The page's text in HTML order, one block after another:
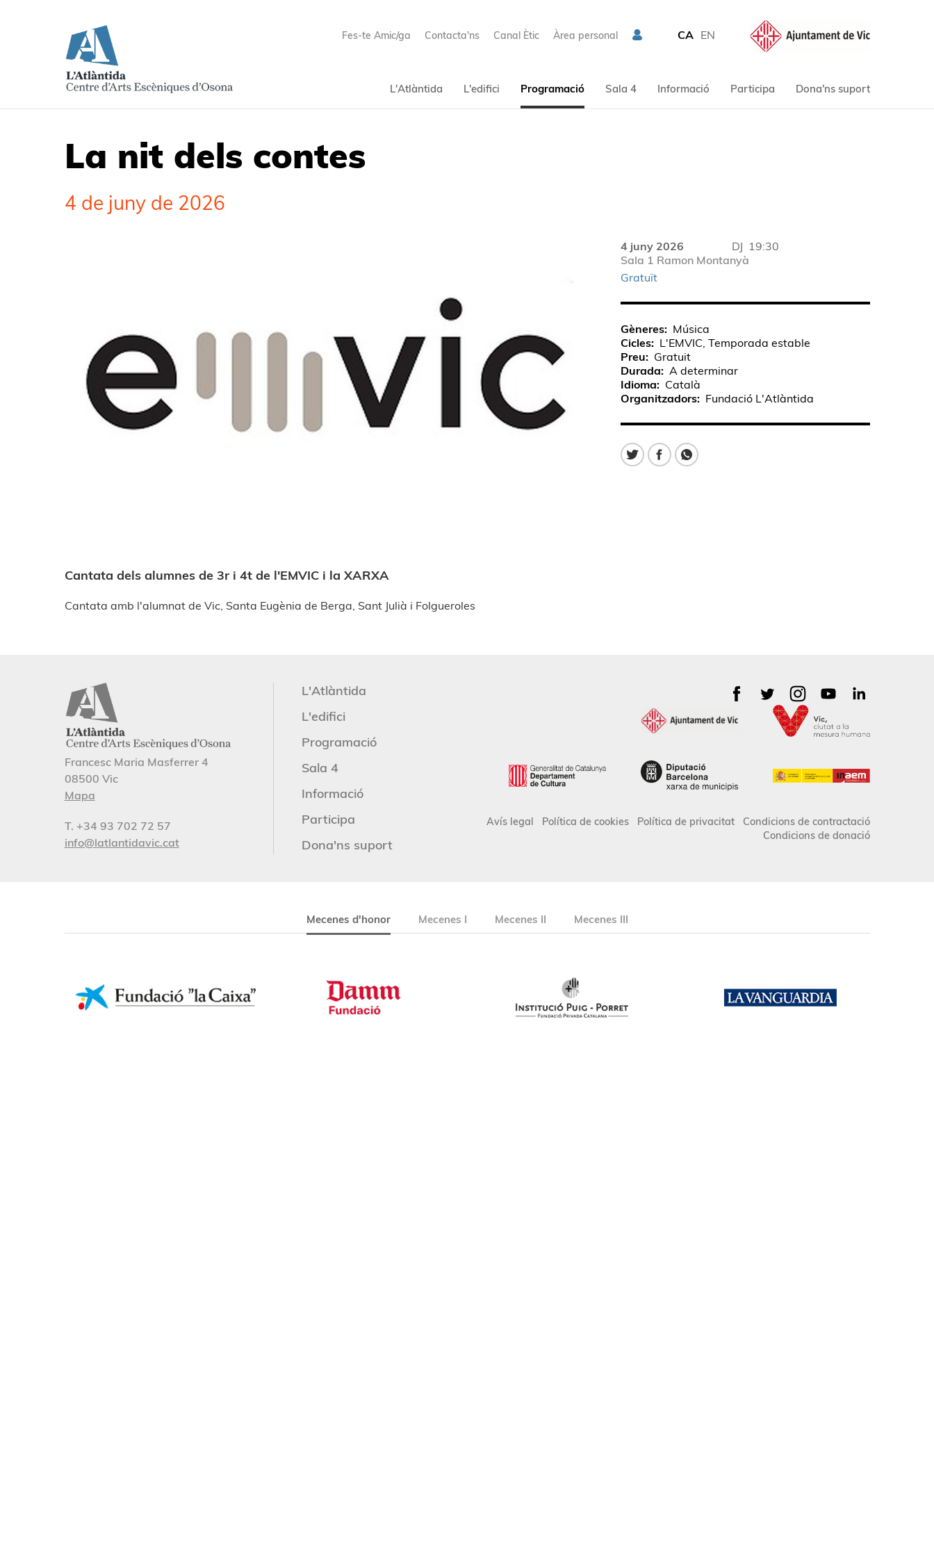
Fes-te Amic/ga Contacta'ns Canal Ètic Àrea personal CA EN
L'Atlàntida L'edifici Programació Sala 4 Informació Participa Dona'ns suport
La nit dels contes
4 de juny de 2026
Cantata dels alumnes de 3r i 4t de l'EMVIC i la XARXA
Cantata amb l'alumnat de Vic, Santa Eugènia de Berga, Sant Julià i Folgueroles
4 juny 2026 DJ 19:30
Sala 1 Ramon Montanyà
Gratuït
Gèneres
Música
Cicles
L'EMVIC, Temporada estable
Preu
Gratuit
Durada
A determinar
Idioma
Català
Organitzadors
Fundació L'Atlàntida
Francesc Maria Masferrer 4
08500 Vic
Mapa
T. +34 93 702 72 57
info@latlantidavic.cat
L'Atlàntida
L'edifici
Programació
Sala 4
Informació
Participa
Dona'ns suport
Avís legal Política de cookies Política de privacitat
Condicions de contractació
Condicions de donació
Mecenes d'honor Mecenes I Mecenes II Mecenes III